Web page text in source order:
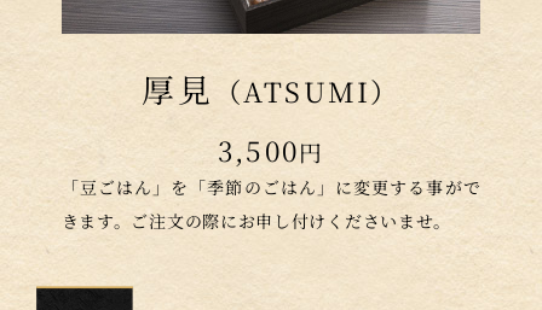
厚見 （ATSUMI）
3,500円
「豆ごはん」を「季節のごはん」に変更する事がで
きます。ご注文の際にお申し付けくださいませ。